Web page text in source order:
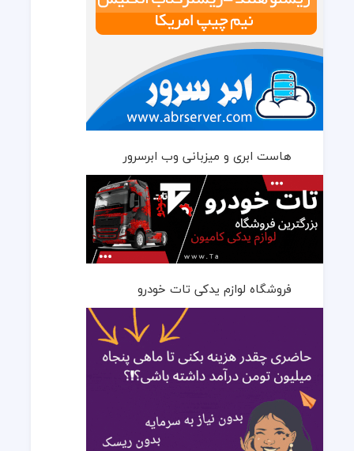
هاست ابری و میزبانی وب ابرسرور
فروشگاه لوازم یدکی تات خودرو